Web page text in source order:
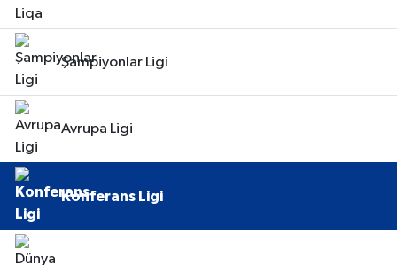
Şampiyonlar Ligi
Avrupa Ligi
Konferans Ligi